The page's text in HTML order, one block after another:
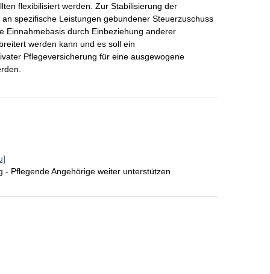
flexibilisiert werden. Zur Stabilisierung der
spezifische Leistungen gebundener Steuerzuschuss
Einnahmebasis durch Einbeziehung anderer
werden kann und es soll ein
Pflegeversicherung für eine ausgewogene
Pflegende Angehörige weiter unterstützen